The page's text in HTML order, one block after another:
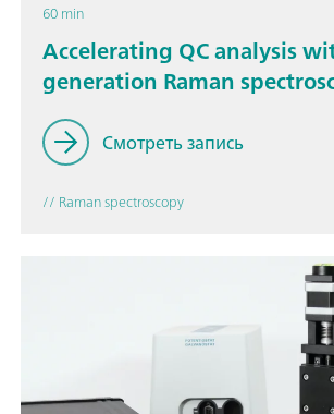
60 min
Accelerating QC analysis
generation Raman
Смотреть запись
// Raman spectroscopy